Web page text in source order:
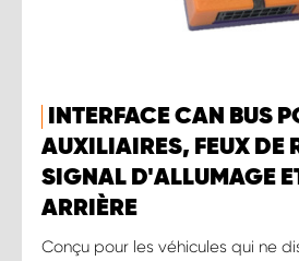
INTERFACE CAN BUS
AUXILIAIRES, FEUX DE
SIGNAL D'ALLUMAGE
ARRIÈRE
Conçu pour les véhicules qui ne